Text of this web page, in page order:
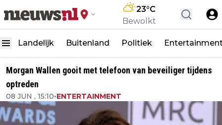
23°C
Bewolkt
Landelijk Buitenland Politiek
Morgan Wallen gooit met telefoon van beveiliger tijdens
optreden
08 JUN , 15:10•ENTERTAINMENT